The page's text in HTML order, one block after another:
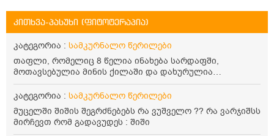
კითხვა-პასუხი (ფიტოტერაპია)
კატეგორია : სამკურნალო წერილები
თაფლი, რომელიც 8 წელია ინახება სარდაფში,
მოთავსებულია მინის ქილაში და დახურულია
პლასტმასის სახურავით. ექნება თუ არა შენარჩუნებული
სასარგებლო თვისებები და შეიძლება თუ არა მისი
კატეგორია : სამკურნალო წერილები
მუცელში შიშის შეგრძნებებს რა ვუშველო ?? რა ვარჯიშსს
მირჩევთ რომ გადავუდეს : შიში